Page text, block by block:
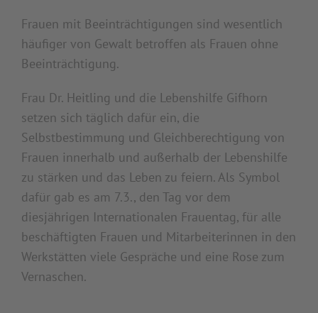
Frauen mit Beeinträchtigungen sind wesentlich
häufiger von Gewalt betroffen als Frauen ohne
Beeinträchtigung.
Frau Dr. Heitling und die Lebenshilfe Gifhorn
setzen sich täglich dafür ein, die
Selbstbestimmung und Gleichberechtigung von
Frauen innerhalb und außerhalb der Lebenshilfe
zu stärken und das Leben zu feiern. Als Symbol
dafür gab es am 7.3., den Tag vor dem
diesjährigen Internationalen Frauentag, für alle
beschäftigten Frauen und Mitarbeiterinnen in den
Werkstätten viele Gespräche und eine Rose zum
Vernaschen.